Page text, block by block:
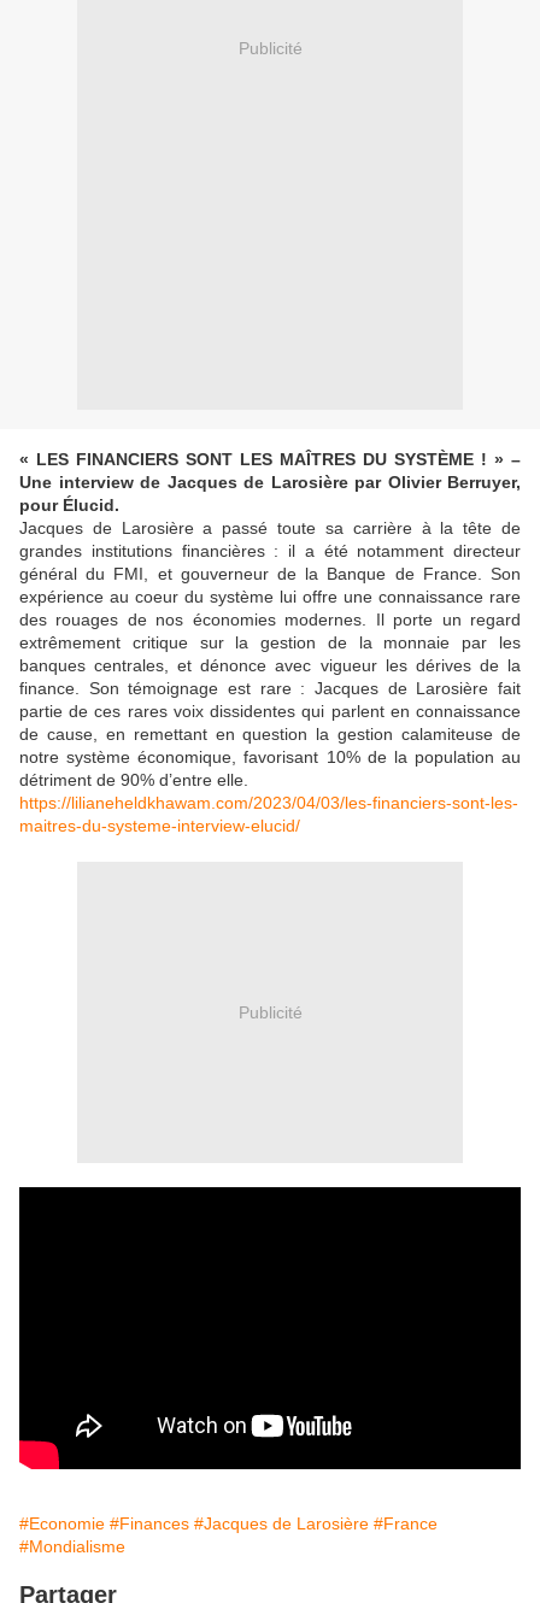
Publicité
« LES FINANCIERS SONT LES MAÎTRES DU SYSTÈME ! » –
Une interview de Jacques de Larosière par Olivier Berruyer,
pour Élucid.
Jacques de Larosière a passé toute sa carrière à la tête de
grandes institutions financières : il a été notamment directeur
général du FMI, et gouverneur de la Banque de France. Son
expérience au coeur du système lui offre une connaissance rare
des rouages de nos économies modernes. Il porte un regard
extrêmement critique sur la gestion de la monnaie par les
banques centrales, et dénonce avec vigueur les dérives de la
finance. Son témoignage est rare : Jacques de Larosière fait
partie de ces rares voix dissidentes qui parlent en connaissance
de cause, en remettant en question la gestion calamiteuse de
notre système économique, favorisant 10% de la population au
détriment de 90% d’entre elle.
https://lilianeheldkhawam.com/2023/04/03/les-financiers-sont-les-
maitres-du-systeme-interview-elucid/
Publicité
#Economie #Finances #Jacques de Larosière #France
#Mondialisme
Partager